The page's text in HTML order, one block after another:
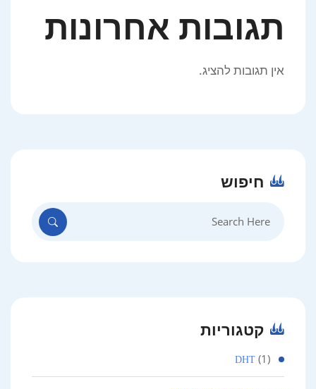
תגובות אחרונות
אין תגובות להציג.
חיפוש
קטגוריות
DHT (1)